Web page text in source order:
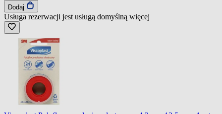
Dodaj
Usługa rezerwacji jest usługą domyślną więcej